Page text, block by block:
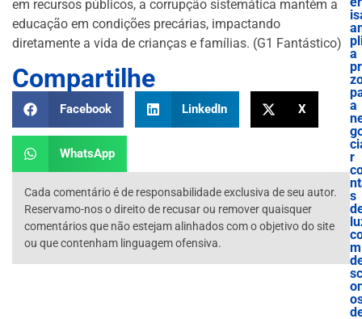
em recursos públicos, a corrupção sistemática mantém a
educação em condições precárias, impactando
diretamente a vida de crianças e famílias. (G1 Fantástico)
Compartilhe
Facebook LinkedIn X
WhatsApp
Cada comentário é de responsabilidade exclusiva de seu autor.
Reservamo-nos o direito de recusar ou remover quaisquer
comentários que não estejam alinhados com o objetivo do site
ou que contenham linguagem ofensiva.
a
a
r
s
m
sc